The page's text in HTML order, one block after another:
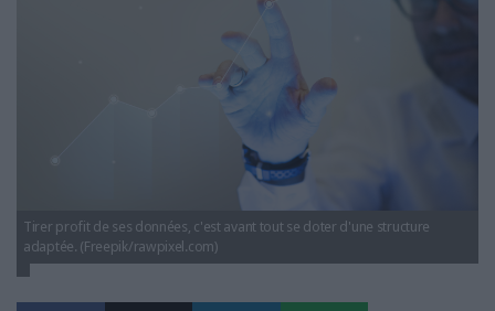
NOS OFFRES D'ABONNEMENTS
Tirer profit de ses données, c'est avant tout se doter d'une structure
adaptée. (Freepik/rawpixel.com)